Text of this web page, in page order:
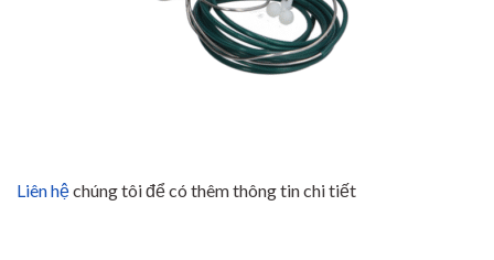
Liên hệchúng tôi để có thêm thông tin chi tiết